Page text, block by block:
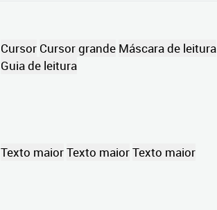
Cursor Cursor grande Máscara de leitura
Guia de leitura
Texto maiorTexto maiorTexto maior